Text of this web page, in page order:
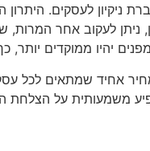
ניקיון לעסקים.
ניתן לעקוב אחר
יהיו ממוקדים יותר, כך
אחיד שמתאים לכל
משמעותית על הצלחת